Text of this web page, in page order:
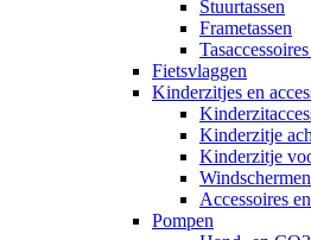
Stuurtassen
Frametassen
Fietsvlaggen
Kinderzitjes en
Kinderzitje
Kinderzitje
Windschermen
Accessoires
Pompen